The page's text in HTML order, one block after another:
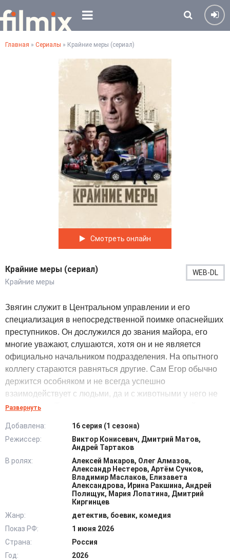
Главная » Сериалы » Крайние меры (сериал)
Смотреть онлайн
Крайние меры (сериал)
Крайние меры
WEB-DL
Звягин служит в Центральном управлении и его
специализация в непосредственной поимке опаснейших
преступников. Он дослужился до звания майора, его
многие уважают, слушаются, хотя он и не является
официально начальником подразделения. На опытного
коллегу стараются равняться другие. Сам Егор обычно
держится особняком и не всегда успешно
взаимодействует с людьми, да и с животными у него не
все клеится. Так, у него появляется неожиданный
Он достался полицейским в качестве вещдока, а вернуть
пса и некому. Собачку пришлось взять на попечение
и согласится принять у себя дома. Все же новый член
семейства имеет свои привычки, особенности,
характеристики, а потому с ним надо считаться,
меняться в бытовом плане. Помимо расследований,
задержаний майор увлечен получением необычного
опыта. В их группе также служат лейтенант Парацевич,
славящийся неразборчивостью в любовных связях;
подполковник Данилыч и др. @Filmix.fan
Развернуть
Добавлена:
16 серия (1 сезона)
Режиссер:
Виктор Конисевич, Дмитрий Матов,
Андрей Тартаков
В ролях:
Алексей Макаров, Олег Алмазов,
Александр Нестеров, Артём Сучков,
Владимир Маслаков, Елизавета
Александрова, Ирина Ракшина, Андрей
Полищук, Мария Лопатина, Дмитрий
Киргинцев
Жанр:
детектив, боевик, комедия
Показ РФ:
1 июня 2026
Страна:
Россия
Год:
2026